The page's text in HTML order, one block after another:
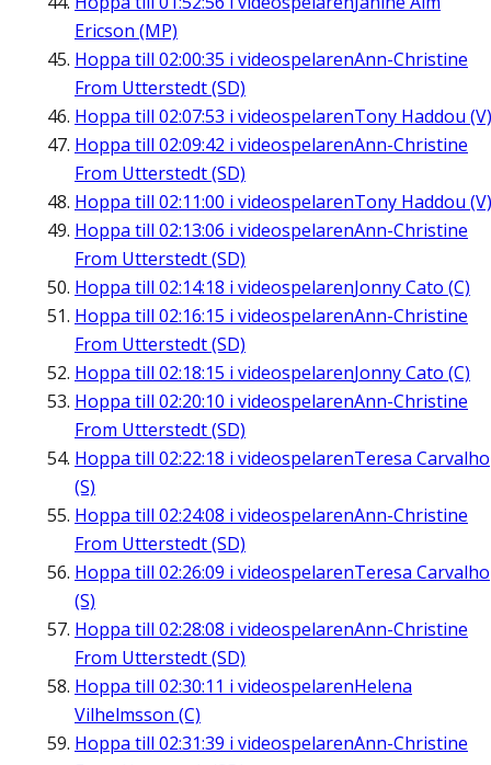
Ericson (MP)
Hoppa till 02:00:35 i videospelarenAnn-Christine
From Utterstedt (SD)
Hoppa till 02:07:53 i videospelarenTony Haddou (V)
Hoppa till 02:09:42 i videospelarenAnn-Christine
From Utterstedt (SD)
Hoppa till 02:11:00 i videospelarenTony Haddou (V)
Hoppa till 02:13:06 i videospelarenAnn-Christine
From Utterstedt (SD)
Hoppa till 02:14:18 i videospelarenJonny Cato (C)
Hoppa till 02:16:15 i videospelarenAnn-Christine
From Utterstedt (SD)
Hoppa till 02:18:15 i videospelarenJonny Cato (C)
Hoppa till 02:20:10 i videospelarenAnn-Christine
From Utterstedt (SD)
Hoppa till 02:22:18 i videospelarenTeresa Carvalho
(S)
Hoppa till 02:24:08 i videospelarenAnn-Christine
From Utterstedt (SD)
Hoppa till 02:26:09 i videospelarenTeresa Carvalho
(S)
Hoppa till 02:28:08 i videospelarenAnn-Christine
From Utterstedt (SD)
Hoppa till 02:30:11 i videospelarenHelena
Vilhelmsson (C)
Hoppa till 02:31:39 i videospelarenAnn-Christine